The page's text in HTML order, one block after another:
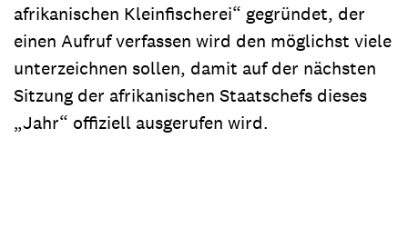
afrikanischen Kleinfischerei“ gegründet, der
einen Aufruf verfassen wird den möglichst viele
unterzeichnen sollen, damit auf der nächsten
Sitzung der afrikanischen Staatschefs dieses
„Jahr“ offiziell ausgerufen wird.